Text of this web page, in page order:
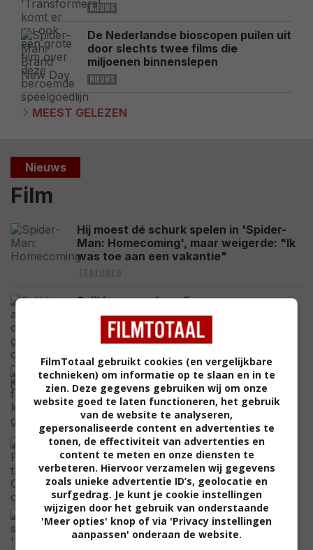
NIEUWS
De Nederlandse bioscopen puilen uit
door slechts twee films die
miljoenen binnenslepen
NIEUWS
MEEST GELEZEN
Nieuws
Film
Hij moest dé schurk spelen in 'Spider-
Man: Homecoming', maar weigerde: "Ik
was toe aan een vakantie"
3 dikke aanraders die nu gewoon op
Netflix staan en je avond flink wat kleur
geven
NETFLIX
Guy Ritchie's nieuwste actiespektakel
met Henry Cavill kijk je binnenkort thuis
vanaf de bank
NETFLIX
In 'Harry Potter and the Chamber of
Secrets' zit een scène waarin Harry
Potter een grote filmfout onthult
FEATURED
Hij speelde in 'The Dark Knight, maar
Eric Roberts en zijn zus Julia Roberts
waren niet altijd vrienden
FilmTotaal gebruikt cookies (en vergelijkbare
technieken) om informatie op te slaan en in te
zien. Deze gegevens gebruiken wij om onze
website goed te laten functioneren, het gebruik
van de website te analyseren,
gepersonaliseerde content en advertenties te
tonen, de effectiviteit van advertenties en
content te meten en onze diensten te
verbeteren. Hiervoor verzamelen wij gegevens
zoals unieke advertentie ID’s, geolocatie en
surfgedrag. Je kunt je cookie instellingen
wijzigen door het gebruik van onderstaande
'Meer opties' knop of via 'Privacy instellingen
aanpassen' onderaan de website.